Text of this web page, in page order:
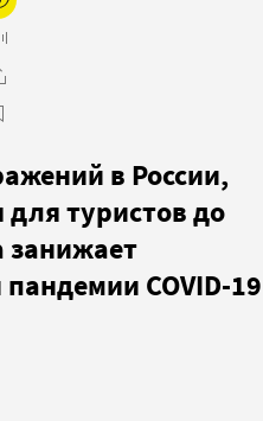
в России,
для туристов до
занижает
COVID-19